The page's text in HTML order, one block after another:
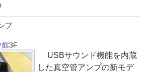
プ
館3F
USBサウンド機能を内蔵
した真空管アンプの新モデ